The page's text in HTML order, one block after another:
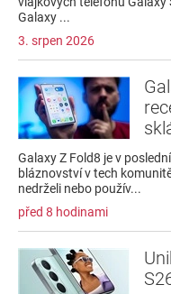
Galaxy ...
3. srpen 2026
Galaxy Z Fold8 je v
bláznovství v tech
nedrželi nebo použív...
před 8 hodinami